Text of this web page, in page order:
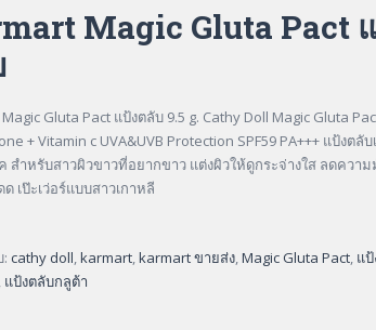
Magic Gluta Pact
Gluta Pact แป้งตลับ 9.5 g. Cathy Doll Magic Gluta
+ Vitamin c UVA&UVB Protection SPF59 PA+++ แป้งตลั
สำหรับสาวผิวขาวที่อยากขาว แต่งผิวให้ดูกระจ่างใส ลดควา
เป๊ะเว่อร์แบบสาวเกาหลี
cathy doll,karmart,karmart ขายส่ง,Magic Gluta Pact, แ
, แป้งตลับกลูต้า